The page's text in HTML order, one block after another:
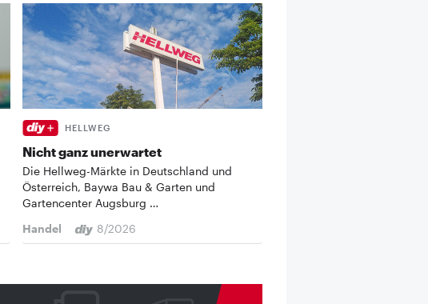
HELLWEG
Nicht ganz unerwartet
Die Hellweg-Märkte in Deutschland und
Österreich, Baywa Bau & Garten und
Gartencenter Augsburg …
Handel
8/2026